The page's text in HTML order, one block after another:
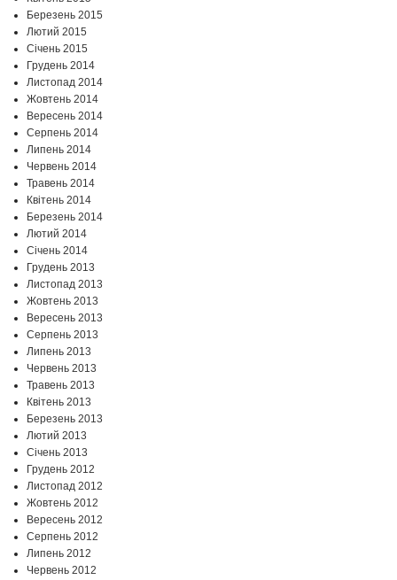
Березень 2015
Лютий 2015
Січень 2015
Грудень 2014
Листопад 2014
Жовтень 2014
Вересень 2014
Серпень 2014
Липень 2014
Червень 2014
Травень 2014
Квітень 2014
Березень 2014
Лютий 2014
Січень 2014
Грудень 2013
Листопад 2013
Жовтень 2013
Вересень 2013
Серпень 2013
Липень 2013
Червень 2013
Травень 2013
Квітень 2013
Березень 2013
Лютий 2013
Січень 2013
Грудень 2012
Листопад 2012
Жовтень 2012
Вересень 2012
Серпень 2012
Липень 2012
Червень 2012